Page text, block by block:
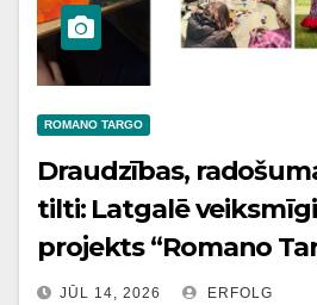
ROMANO TARGO
Draudzības,
tilti: Latgalē
projekts “Romano
JŪL 14, 2026 ERFOLG